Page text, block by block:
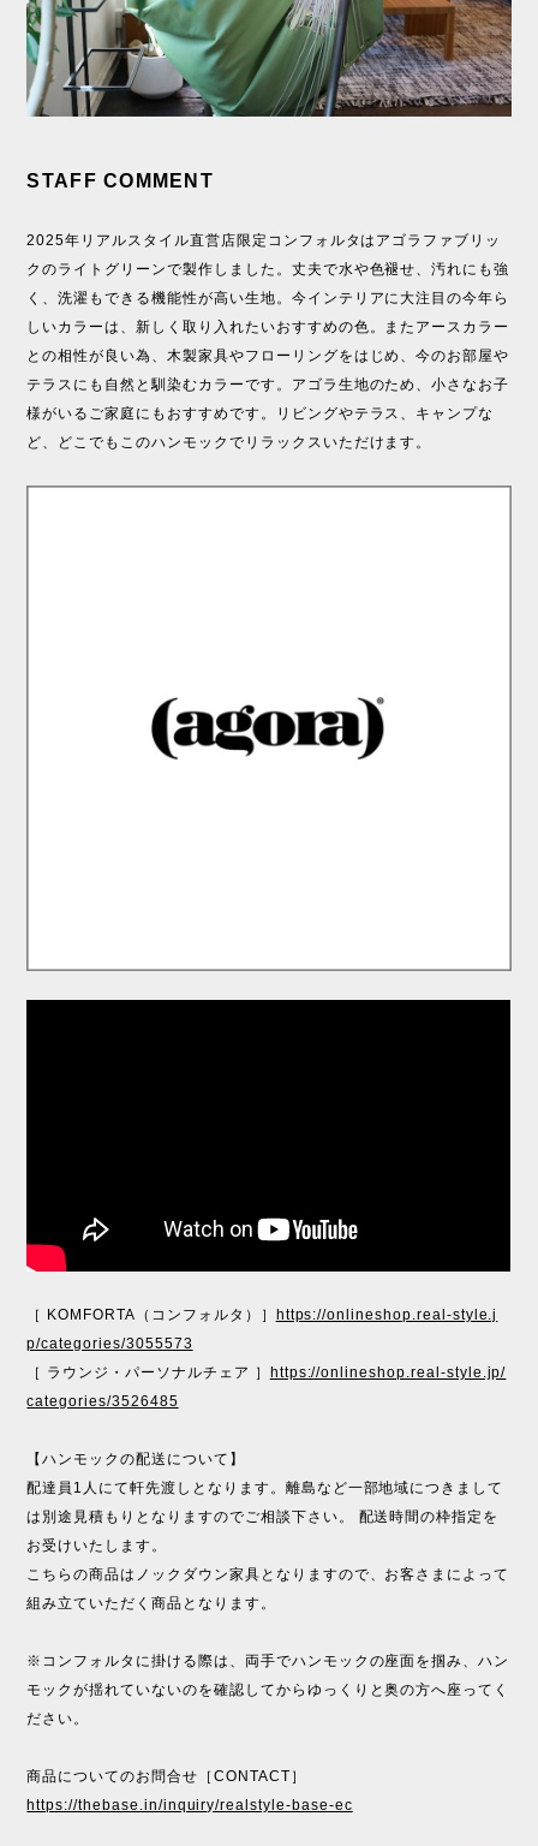
STAFF COMMENT
2025年リアルスタイル直営店限定コンフォルタはアゴラファブリッ
クのライトグリーンで製作しました。丈夫で水や色褪せ、汚れにも強
く、洗濯もできる機能性が高い生地。今インテリアに大注目の今年ら
しいカラーは、新しく取り入れたいおすすめの色。またアースカラー
との相性が良い為、木製家具やフローリングをはじめ、今のお部屋や
テラスにも自然と馴染むカラーです。アゴラ生地のため、小さなお子
様がいるご家庭にもおすすめです。リビングやテラス、キャンプな
ど、どこでもこのハンモックでリラックスいただけます。
［ KOMFORTA（コンフォルタ）］
https://onlineshop.real-style.j
p/categories/3055573
［ ラウンジ・パーソナルチェア ］
https://onlineshop.real-style.jp/
categories/3526485
【ハンモックの配送について】
配達員1人にて軒先渡しとなります。離島など一部地域につきまして
は別途見積もりとなりますのでご相談下さい。 配送時間の枠指定を
お受けいたします。
こちらの商品はノックダウン家具となりますので、お客さまによって
組み立ていただく商品となります。
※コンフォルタに掛ける際は、両手でハンモックの座面を掴み、ハン
モックが揺れていないのを確認してからゆっくりと奥の方へ座ってく
ださい。
商品についてのお問合せ［CONTACT］
https://thebase.in/inquiry/realstyle-base-ec